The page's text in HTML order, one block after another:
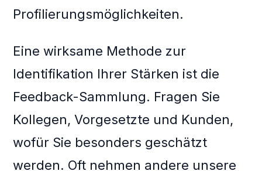
Profilierungsmöglichkeiten.
Eine wirksame Methode zur
Identifikation Ihrer Stärken ist die
Feedback-Sammlung. Fragen Sie
Kollegen, Vorgesetzte und Kunden,
wofür Sie besonders geschätzt
werden. Oft nehmen andere unsere